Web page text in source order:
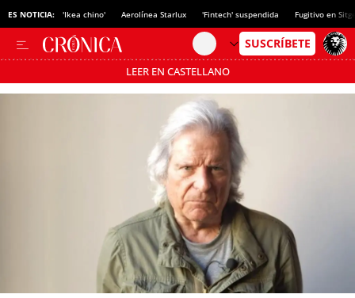
ES NOTICIA: 'Ikea chino' Aerolínea Starlux 'Fintech' suspendida Fugitivo en
LEER EN CASTELLANO
Pásate al MODO AHORRO